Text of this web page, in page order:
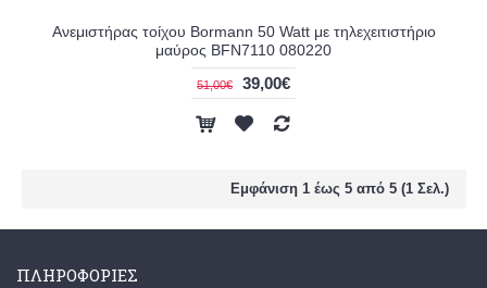
Ανεμιστήρας τοίχου Bormann 50 Watt με τηλεχειτιστήριο
μαύρος BFN7110 080220
51,00€ 39,00€
Εμφάνιση 1 έως 5 από 5 (1 Σελ.)
ΠΛΗΡΟΦΟΡΊΕΣ